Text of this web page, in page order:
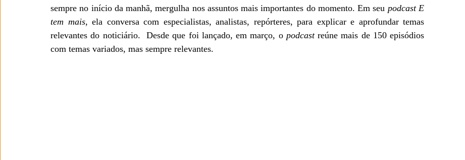
sempre no início da manhã, mergulha nos assuntos mais importantes do momento. Em seu podcast E
tem mais, ela conversa com especialistas, analistas, repórteres, para explicar e aprofundar temas
relevantes do noticiário.  Desde que foi lançado, em março, o podcast reúne mais de 150 episódios
com temas variados, mas sempre relevantes.